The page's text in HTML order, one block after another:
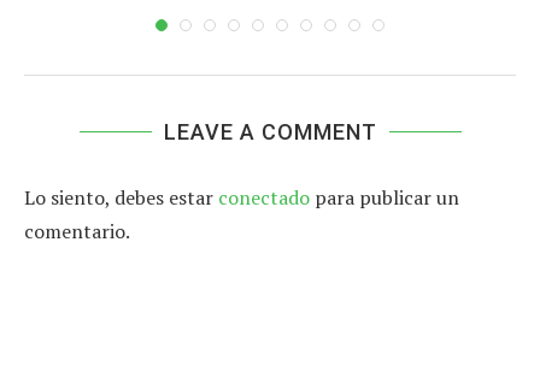
LEAVE A COMMENT
Lo siento, debes estar conectado para publicar un
comentario.